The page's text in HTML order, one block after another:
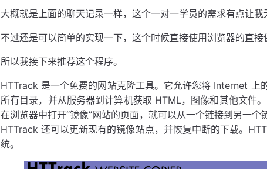
大概就是上面的聊天记录一样，这个一对一学员的需求有点让我
不过还是可以简单的实现一下，这个时候直接使用浏览器的直
所以我接下来推荐这个程序。
HTTrack 是一个免费的网站克隆工具。它允许您将 Internet 上
所有目录，并从服务器到计算机获取 HTML，图像和其他文件
在浏览器中打开“镜像”网站的页面，就可以从一个链接到另一
HTTrack 还可以更新现有的镜像站点，并恢复中断的下载。
统。